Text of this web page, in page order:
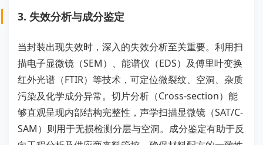
3. 失效分析与成分鉴定
当封装出现失效时，深入的失效分析至关重要。利用扫
描电子显微镜（SEM）、能谱仪（EDS）及傅里叶变换
红外光谱（FTIR）等技术，可定位微裂纹、空洞、杂质
污染及化学成分异常。切片分析（Cross-section）能
够直观呈现内部结构完整性，声学扫描显微镜（SAT/C-
SAM）则用于无损检测分层与空洞。成分鉴定有助于反